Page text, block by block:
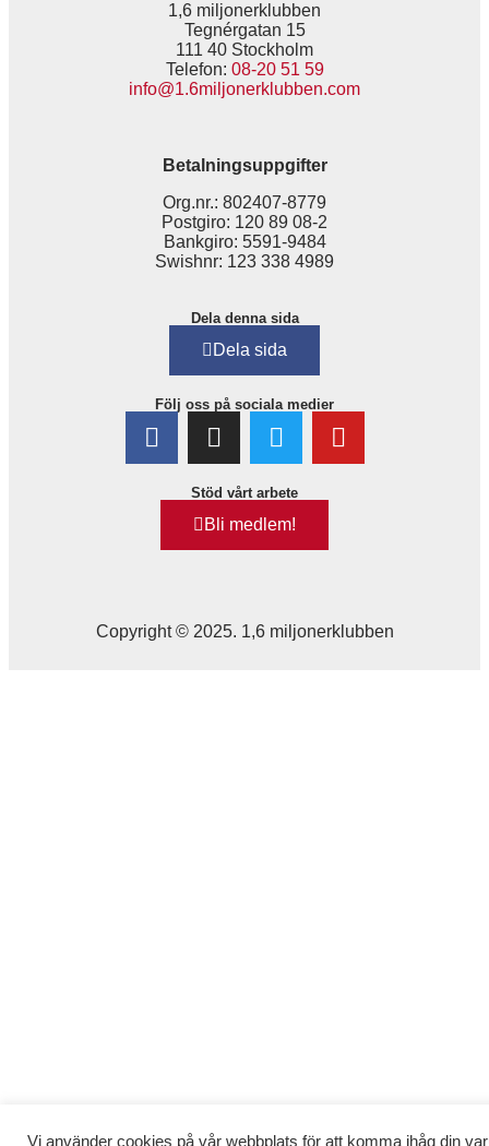
1,6 miljonerklubben
Tegnérgatan 15
111 40 Stockholm
Telefon: 08-20 51 59
info@1.6miljonerklubben.com
Betalningsuppgifter
Org.nr.: 802407-8779
Postgiro: 120 89 08-2
Bankgiro: 5591-9484
Swishnr: 123 338 4989
Dela denna sida
Dela sida
Följ oss på sociala medier
Stöd vårt arbete
Bli medlem!
Copyright © 2025. 1,6 miljonerklubben
Vi använder cookies på vår webbplats för att komma ihåg din